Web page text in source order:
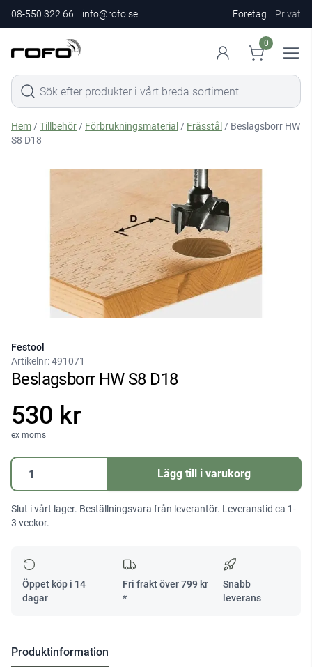
08-550 322 66 info@rofo.se Företag Privat
0
Hem /Tillbehör / Förbrukningsmaterial / Frässtål / Beslagsborr HW
S8 D18
Festool
Artikelnr:491071
Beslagsborr HW S8 D18
530 kr
ex moms
Beslagsborr
D18
Lägg till i varukorg
Slut i vårt lager. Beställningsvara från leverantör. Leveranstid ca 1-
3 veckor.
Öppet köp i 14
dagar
Fri frakt över799 kr
*
Snabb
leverans
Produktinformation